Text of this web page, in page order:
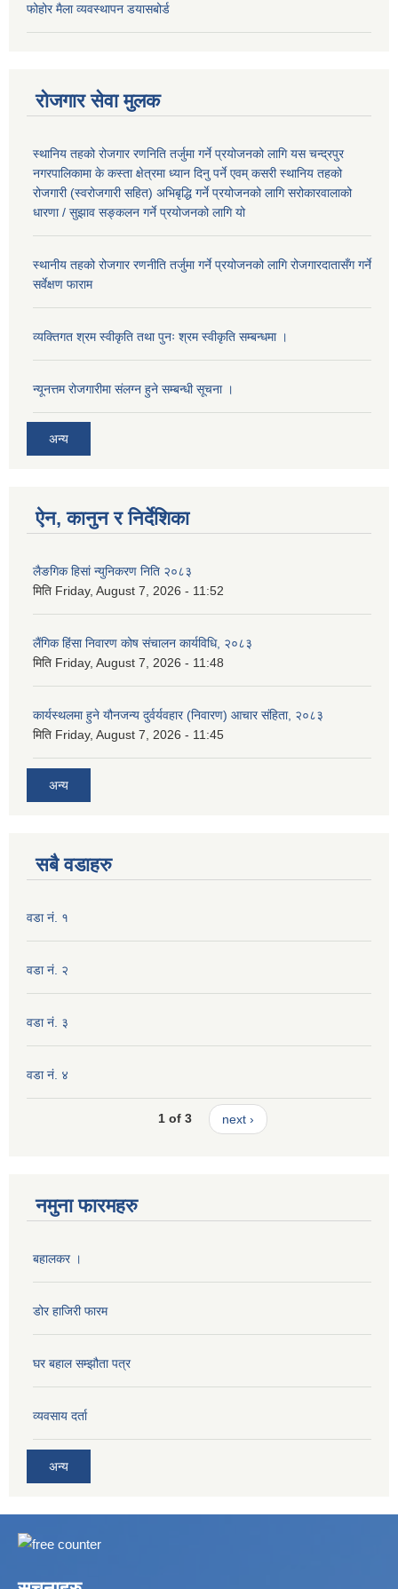
फोहोर मैला व्यवस्थापन डयासबोर्ड
रोजगार सेवा मुलक
स्थानिय तहको रोजगार रणनिति तर्जुमा गर्ने प्रयोजनको लागि यस चन्द्रपुर
नगरपालिकामा के कस्ता क्षेत्रमा ध्यान दिनु पर्ने एवम् कसरी स्थानिय तहको
रोजगारी (स्वरोजगारी सहित) अभिबृद्धि गर्ने प्रयोजनको लागि सरोकारवालाको
धारणा / सुझाव सङ्कलन गर्ने प्रयोजनको लागि यो
स्थानीय तहको रोजगार रणनीति तर्जुमा गर्ने प्रयोजनको लागि रोजगारदातासँग गर्ने
सर्वेक्षण फाराम
व्यक्तिगत श्रम स्वीकृति तथा पुनः श्रम स्वीकृति सम्बन्धमा ।
न्यूनत्तम रोजगारीमा संलग्न हुने सम्बन्धी सूचना ।
अन्य
ऐन, कानुन र निर्देशिका
लैङगिक हिसां न्युनिकरण निति २०८३
मिति Friday, August 7, 2026 - 11:52
लैंगिक हिंसा निवारण कोष संचालन कार्यविधि, २०८३
मिति Friday, August 7, 2026 - 11:48
कार्यस्थलमा हुने यौनजन्य दुर्वर्यवहार (निवारण) आचार संहिता, २०८३
मिति Friday, August 7, 2026 - 11:45
अन्य
सबै वडाहरु
वडा नं. १
वडा नं. २
वडा नं. ३
वडा नं. ४
1 of 3 next ›
नमुना फारमहरु
बहालकर ।
डोर हाजिरी फारम
घर बहाल सम्झौता पत्र
व्यवसाय दर्ता
अन्य